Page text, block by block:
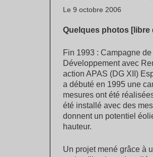
Le 9 octobre 2006
Quelques photos [libre
Fin 1993 : Campagne
Développement avec
action APAS (DG XII)
a débuté en 1995 une
mesures ont été
été installé avec des
donnent un potentiel
hauteur.
Un projet mené grâce à